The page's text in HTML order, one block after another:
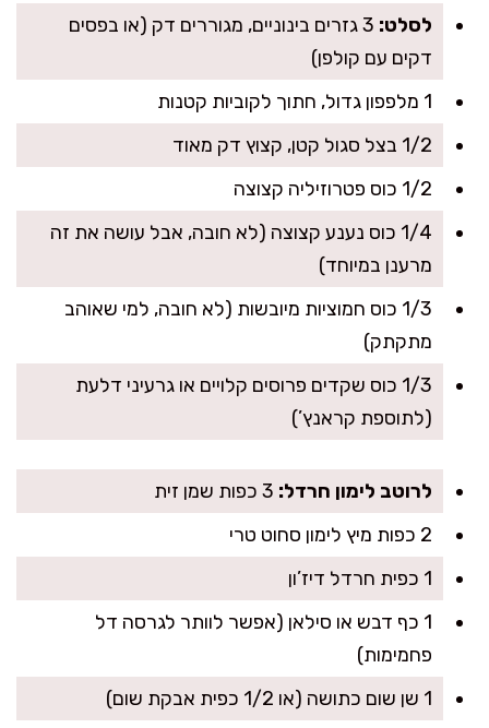
לסלט:
3 גזרים בינוניים, מגוררים דק (או בפסים
דקים עם קולפן)
1 מלפפון גדול, חתוך לקוביות קטנות
1/2 בצל סגול קטן, קצוץ דק מאוד
1/2 כוס פטרוזיליה קצוצה
1/4 כוס נענע קצוצה (לא חובה, אבל עושה את זה
מרענן במיוחד)
1/3 כוס חמוציות מיובשות (לא חובה, למי שאוהב
מתקתק)
1/3 כוס שקדים פרוסים קלויים או גרעיני דלעת
(לתוספת קראנץ’)
לרוטב לימון חרדל:
2 כפות מיץ לימון סחוט טרי
1 כפית חרדל דיז’ון
1 כף דבש או סילאן (אפשר לוותר לגרסה דל
פחמימות)
1 שן שום כתושה (או 1/2 כפית אבקת שום)